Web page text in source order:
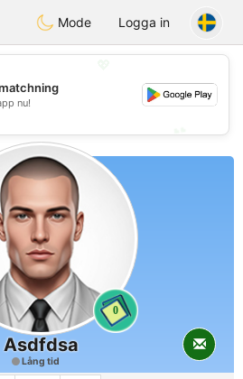
ahebik
Mode Logga in
💕
nu!
0
Asdfdsa
Lång tid